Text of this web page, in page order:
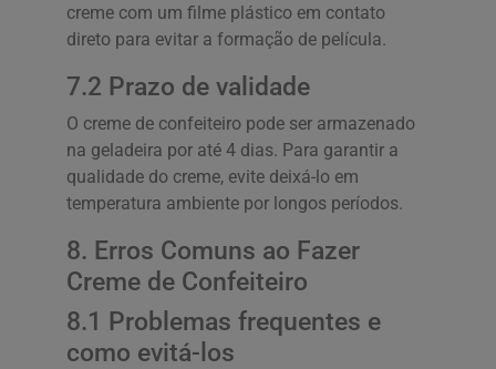
creme com um filme plástico em contato
direto para evitar a formação de película.
7.2 Prazo de validade
O creme de confeiteiro pode ser armazenado
na geladeira por até 4 dias. Para garantir a
qualidade do creme, evite deixá-lo em
temperatura ambiente por longos períodos.
8. Erros Comuns ao Fazer
Creme de Confeiteiro
8.1 Problemas frequentes e
como evitá-los